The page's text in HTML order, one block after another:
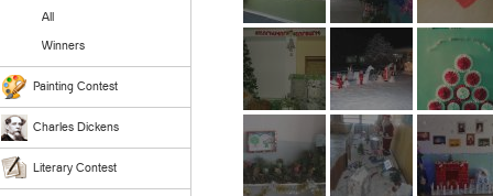
All
Winners
Painting Contest
Charles Dickens
Literary Contest